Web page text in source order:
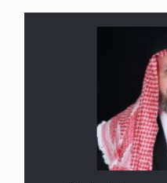
طلاب من مدرسة الحفظ